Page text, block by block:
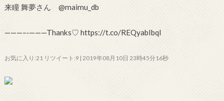
来瞳 舞夢さん @maimu_db
———–‐———Thanks♡ https://t.co/REQyabIbqI
お気に入り:21 リツイート:9 | 2019年08月10日 23時45分16秒